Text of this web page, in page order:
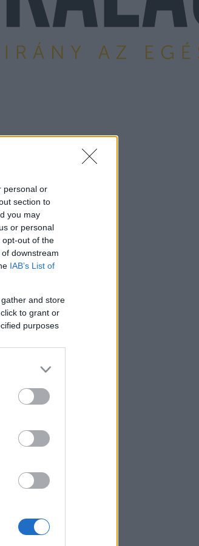
personal or
section to
you may
or personal
opt-out of the
downstream
IAB’s List of
and store
to grant or
purposes